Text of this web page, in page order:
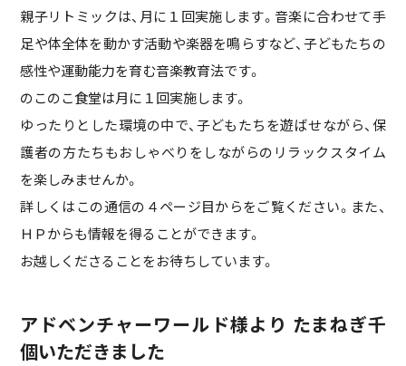
親子リトミックは、月に１回実施します。音楽に合わせて手
足や体全体を動かす活動や楽器を鳴らすなど、子どもたちの
感性や運動能力を育む音楽教育法です。
のこのこ食堂は月に１回実施します。
ゆったりとした環境の中で、子どもたちを遊ばせながら、保
護者の方たちもおしゃべりをしながらのリラックスタイム
を楽しみませんか。
詳しくはこの通信の４ページ目からをご覧ください。また、
ＨＰからも情報を得ることができます。
お越しくださることをお待ちしています。
アドベンチャーワールド様より たまねぎ千
個いただきました